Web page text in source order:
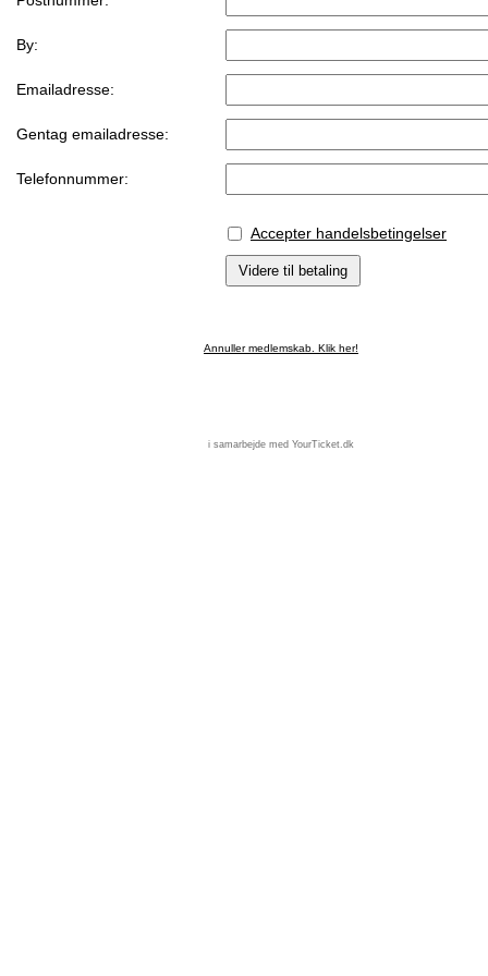
By:
Emailadresse:
Gentag emailadresse:
Telefonnummer:
Accepter handelsbetingelser
Annuller medlemskab. Klik her!
i samarbejde med YourTicket.dk